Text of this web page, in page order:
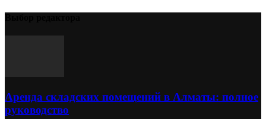
Аренда складских помещений в Алматы: полное
руководство